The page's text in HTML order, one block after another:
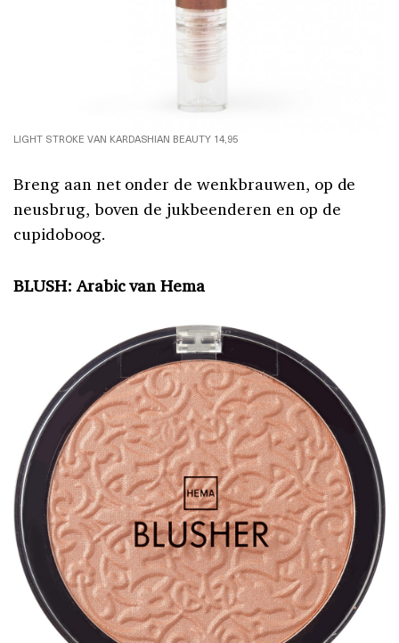
LIGHT STROKE VAN KARDASHIAN BEAUTY 14,95
Breng aan net onder de wenkbrauwen, op de
neusbrug, boven de jukbeenderen en op de
cupidoboog.
BLUSH: Arabic van Hema